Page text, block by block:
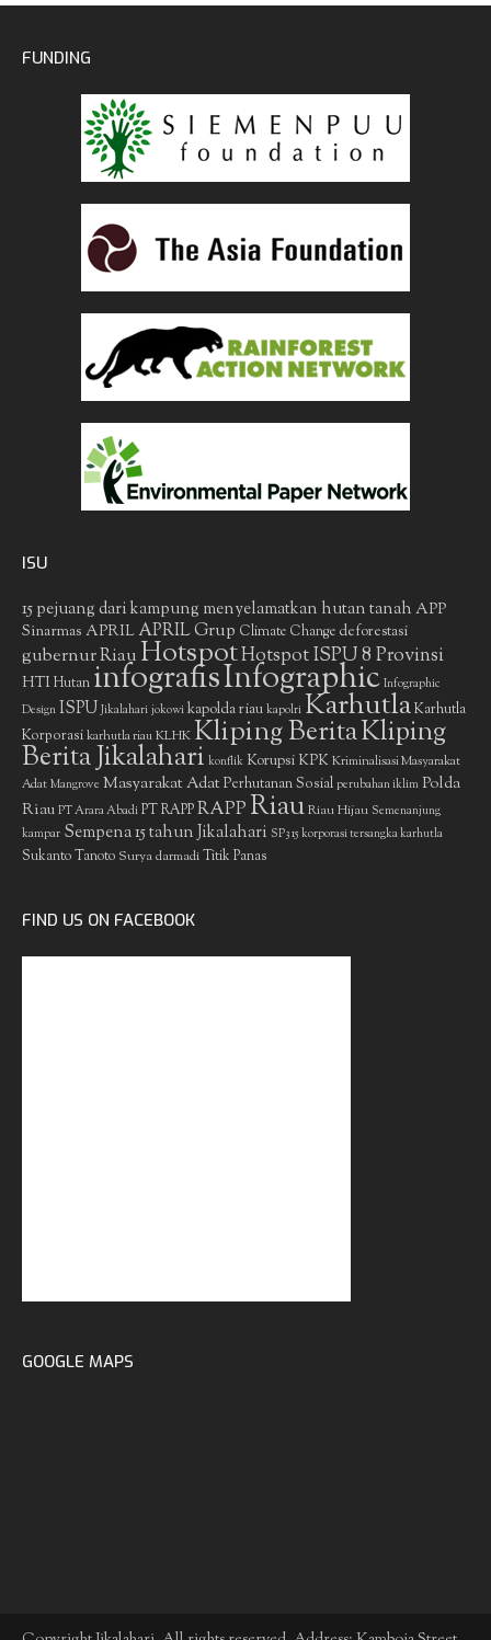
FUNDING
ISU
15 pejuang dari kampung menyelamatkan hutan tanah APP
Sinarmas APRIL APRIL Grup Climate Change deforestasi
gubernur RiauHotspotHotspot ISPU 8 Provinsi
HTIHutan infografisInfographic Infographic
Design ISPU Jikalahari jokowi kapolda riau kapolri KarhutlaKarhutla
Korporasikarhutla riauKLHKKliping BeritaKliping
Berita Jikalahari konflik Korupsi KPKKriminalisasi Masyarakat
Adat Mangrove Masyarakat AdatPerhutanan Sosial perubahan iklim Polda
Riau PT Arara Abadi PT RAPPRAPPRiauRiau Hijau Semenanjung
kampar Sempena 15 tahun Jikalahari SP3 15 korporasi tersangka karhutla
Sukanto Tanoto Surya darmadiTitik Panas
FIND US ON FACEBOOK
GOOGLE MAPS